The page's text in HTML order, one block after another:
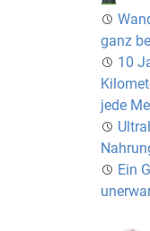
ganz
10
jede
Ein